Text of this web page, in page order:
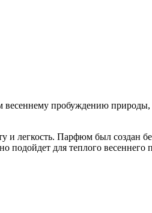
пробуждению
и легкость. Парфюм был создан
подойдет для теплого